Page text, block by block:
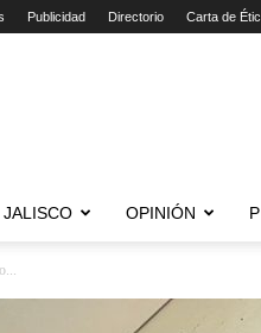
Publicidad Directorio Carta de
JALISCO OPINIÓN